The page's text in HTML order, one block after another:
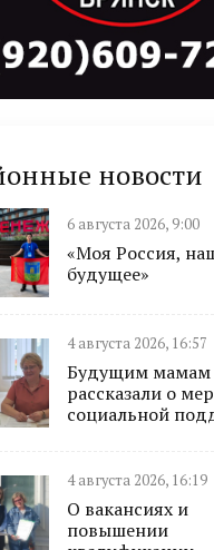
новости
6 августа 2026, 9:00
«Моя Россия,
будущее»
4 августа 2026, 16:57
Будущим мамам
рассказали о
социальной
4 августа 2026, 16:19
О вакансиях и
повышении